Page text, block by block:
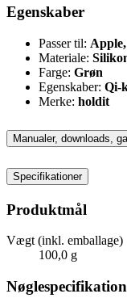
Egenskaber
Passer til:
Materiale:
Farge: Grøn
Egenskaber: Qi-
Merke: holdit
Manualer, downloads,
Specifikationer
Produktmål
Vægt (inkl. emballage)
100,0 g
Nøglespecifikation